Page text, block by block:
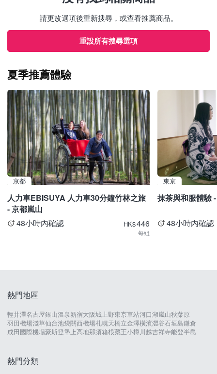
請更改選項後重新搜尋，或查看推薦商品。
重設所有搜尋選項
夏季推薦體驗
京都
人力車EBISUYA 人力車30分鐘竹林之旅
- 京都嵐山
48小時內確認
HK$446
每組
東京
抹茶與和服體驗
48小時內確認
熱門地區
輕井澤名古屋銀山溫泉新宿大阪城 上野東京車站河口湖嵐山秋葉原
羽田機場淺草仙台池袋關西機場札幌天橋立金澤橫濱澀谷石垣島鎌倉
成田國際機場豪斯登堡 上高地那須箱根藏王小樽川越吉祥寺能登半島
熱門分類